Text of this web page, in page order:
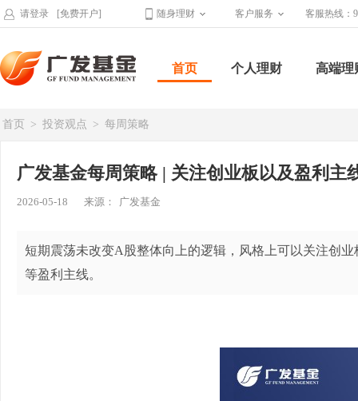
请登录 [免费开户] 随身理财 客户服务 客服热线：
首页 个人理财 高端理
首页 > 投资观点 > 每周策略
广发基金每周策略 | 关注创业板以及盈利主
2026-05-18 来源： 广发基金
短期震荡未改变A股整体向上的逻辑，风格上可以关注创
等盈利主线。